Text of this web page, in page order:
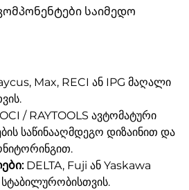
საიმედო
Max, RECI ან IPG მაღალი
/ RAYTOOLS ავტომატური
საწინააღმდეგო დიზაინით და
DELTA, Fuji ან Yaskawa